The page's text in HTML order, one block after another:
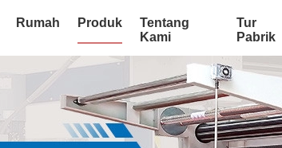
Rumah Produk
Tentang
Kami
Tur
Pabrik